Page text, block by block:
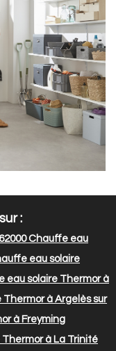
:
Chauffe eau
eau solaire
eau solaire Thermor à
à Argelès sur
à Freyming
à La Trinité